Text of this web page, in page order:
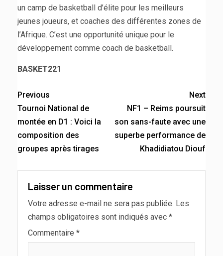
un camp de basketball d’élite pour les meilleurs
jeunes joueurs, et coaches des différentes zones de
l’Afrique. C’est une opportunité unique pour le
développement comme coach de basketball.
BASKET221
Previous
Tournoi National de
montée en D1 : Voici la
composition des
groupes après tirages
Next
NF1 – Reims poursuit
son sans-faute avec une
superbe performance de
Khadidiatou Diouf
Laisser un commentaire
Votre adresse e-mail ne sera pas publiée. Les
champs obligatoires sont indiqués avec *
Commentaire *